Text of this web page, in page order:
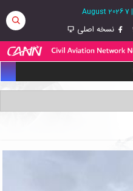
|
7 August 2026
نسخه اصلی